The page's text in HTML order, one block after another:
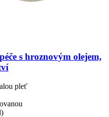
s hroznovým olejem,
pleť